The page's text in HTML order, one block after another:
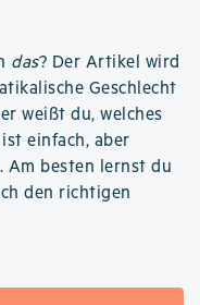
das? Der Artikel wird
Geschlecht
weißt du, welches
einfach, aber
Am besten lernst du
den richtigen